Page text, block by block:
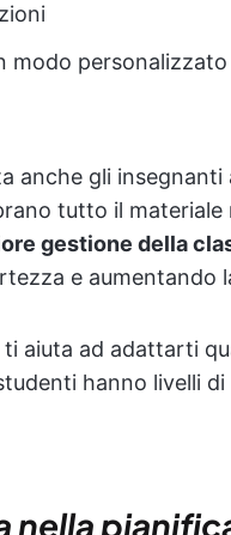
modo
anche gli
tutto il materiale
gestione della
e aumentando
aiuta ad adattarti
hanno livelli
nella